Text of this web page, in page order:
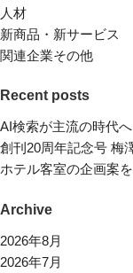
人材
新商品・新サービス
関連企業その他
Recent posts
AI検索が主流の時代
創刊20周年記念号 梅
ホテル客室の企画案
Archive
2026年8月
2026年7月